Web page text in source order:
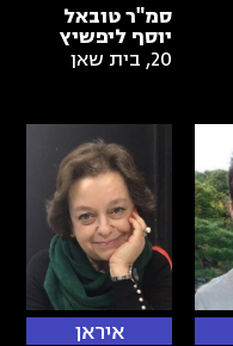
סמ"ר טובאל
יוסף ליפשיץ
20
, בית שאן
איראן